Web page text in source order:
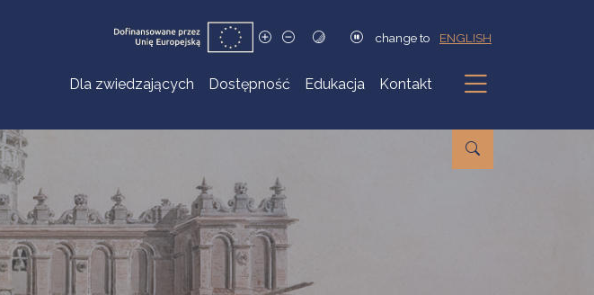
change to ENGLISH
Dla zwiedzających Dostępność Edukacja Kontakt
Podmenu